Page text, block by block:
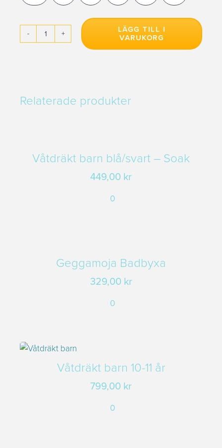
Slipstop
LÄGG TILL I
VARUKORG
Relaterade produkter
Våtdräkt barn blå/svart – Soak
449,00 kr
0
Geggamoja Badbyxa
329,00 kr
0
Våtdräkt barn 10-11 år
799,00 kr
0